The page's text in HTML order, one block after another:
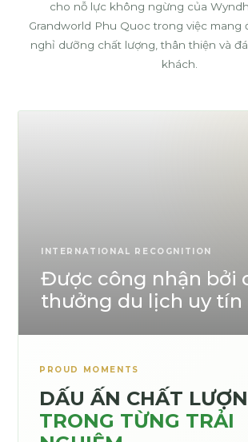
cho nỗ lực không ngừng của
Grandworld Phu Quoc trong việc mang
nghỉ dưỡng chất lượng, thân thiện và
khách.
INTERNATIONAL RECOGNITION
Được công nhận bởi
thưởng du lịch uy tín
PROUD MOMENTS
DẤU ẤN CHẤT
TRONG TỪNG TRẢI